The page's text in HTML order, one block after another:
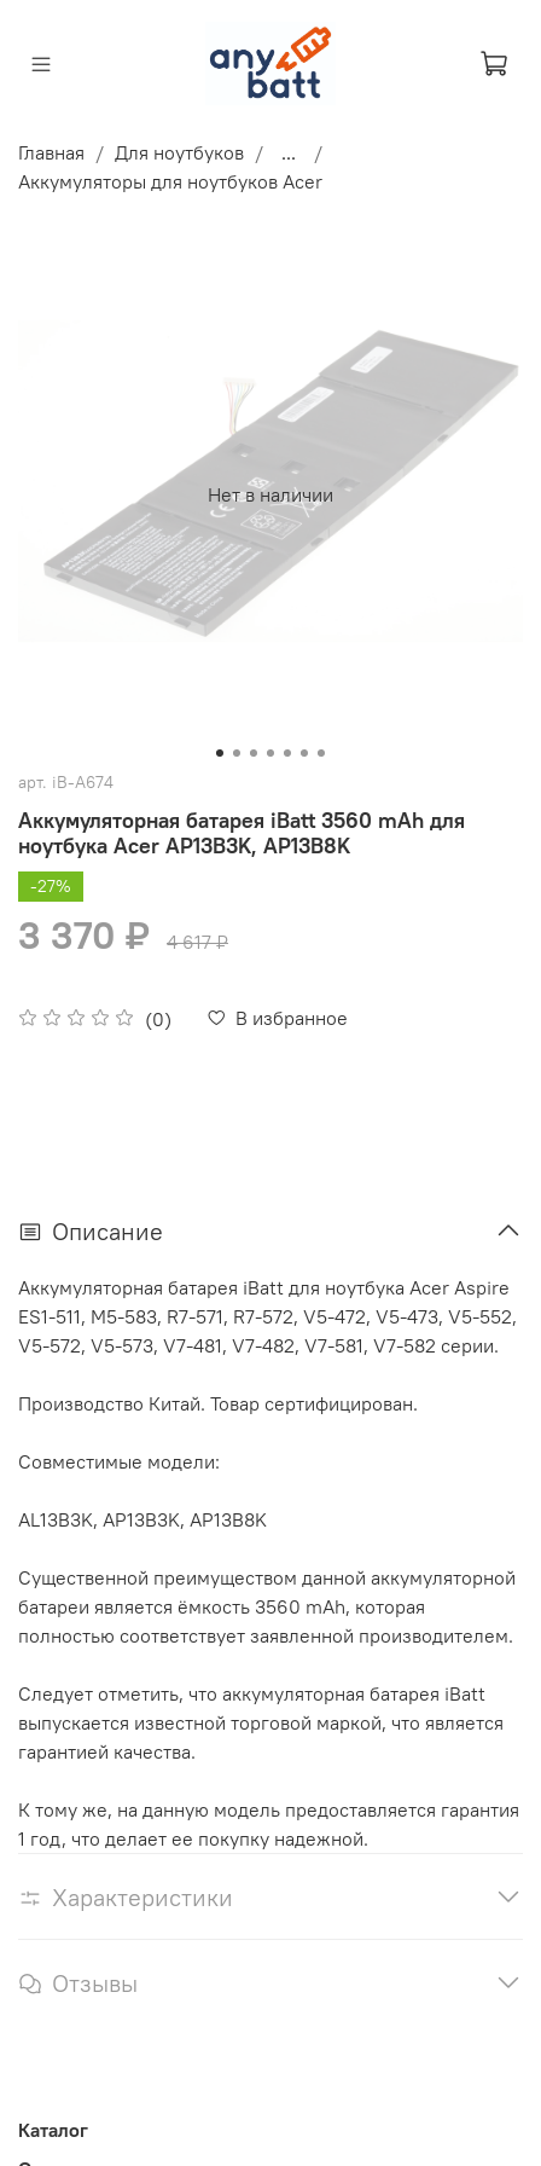
Главная Для ноутбуков
...
Аккумуляторы для ноутбуков Acer
Нет в наличии
арт. iB-A674
Аккумуляторная батарея iBatt 3560 mAh для
ноутбука Acer AP13B3K, AP13B8K
(0) В избранное
-27%
3 370 ₽ 4 617 ₽
Описание
Аккумуляторная батарея iBatt для ноутбука Acer Aspire
ES1-511, M5-583, R7-571, R7-572, V5-472, V5-473, V5-552,
V5-572, V5-573, V7-481, V7-482, V7-581, V7-582 серии.
Производство Китай. Товар сертифицирован.
Совместимые модели:
AL13B3K, AP13B3K, AP13B8K
Существенной преимуществом данной аккумуляторной
батареи является ёмкость 3560 mAh, которая
полностью соответствует заявленной производителем.
Следует отметить, что аккумуляторная батарея iBatt
выпускается известной торговой маркой, что является
гарантией качества.
К тому же, на данную модель предоставляется гарантия
1 год, что делает ее покупку надежной.
Характеристики
Отзывы
Каталог